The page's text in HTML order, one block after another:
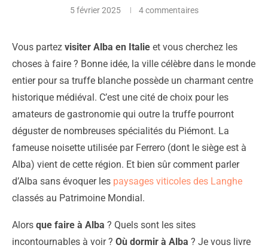
5 février 2025 4 commentaires
Vous partez visiter Alba en Italie et vous cherchez les
choses à faire ? Bonne idée, la ville célèbre dans le monde
entier pour sa truffe blanche possède un charmant centre
historique médiéval. C’est une cité de choix pour les
amateurs de gastronomie qui outre la truffe pourront
déguster de nombreuses spécialités du Piémont. La
fameuse noisette utilisée par Ferrero (dont le siège est à
Alba) vient de cette région. Et bien sûr comment parler
d’Alba sans évoquer les paysages viticoles des Langhe
classés au Patrimoine Mondial.
Alors que faire à Alba ? Quels sont les sites
incontournables à voir ? Où dormir à Alba ? Je vous livre